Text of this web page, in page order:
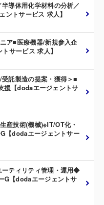
半導体用化学材料の分析／
ントサービス 求人】
ア■医療機器/新規参入企
サービス 求人】
託製造の提案・獲得＞■
援【dodaエージェントサ
産技術(機械)※IT/OT化・
【dodaエージェントサー
ーティリティ管理・運用◆
G【dodaエージェントサ